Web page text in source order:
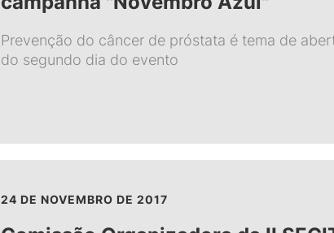
Prevenção do câncer de próstata é tema de
do segundo dia do evento
24 DE NOVEMBRO DE 2017